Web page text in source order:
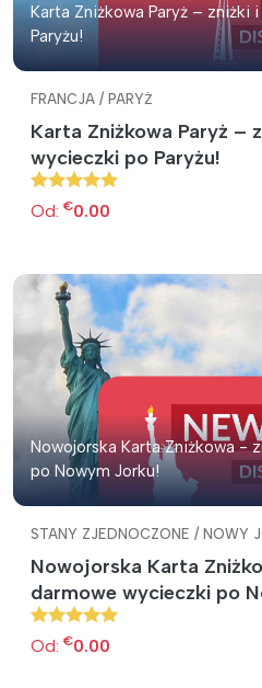
Karta Zniżkowa Paryż –
Paryżu!
FRANCJA / PARYŻ
Karta Zniżkowa Paryż –
wycieczki po Paryżu!
Od: €0.00
Nowojorska Karta Zniżkowa -
po Nowym Jorku!
STANY ZJEDNOCZONE / NOWY
Nowojorska Karta
darmowe wycieczki po
Od: €0.00